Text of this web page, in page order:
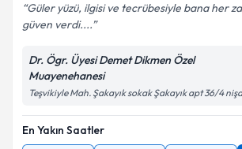
Güler yüzü, ilgisi ve tecrübesiyle bana her
güven verdi....
Dr. Ögr. Üyesi Demet Dikmen Özel
Muayenehanesi
Teşvikiyle Mah. Şakayık sokak Şakayık apt 36/4
En Yakın Saatler